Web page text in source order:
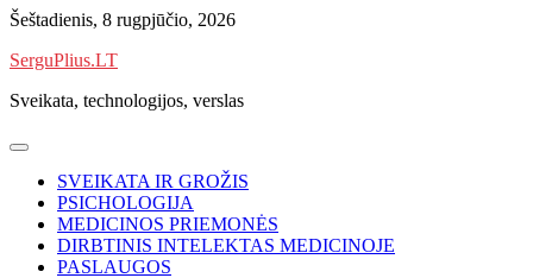
Skip
content
Šeštadienis, 8 rugpjūčio, 2026
SerguPlius.LT
Sveikata, technologijos, verslas
SVEIKATA IR GROŽIS
PSICHOLOGIJA
MEDICINOS PRIEMONĖS
DIRBTINIS INTELEKTAS MEDICINOJE
PASLAUGOS